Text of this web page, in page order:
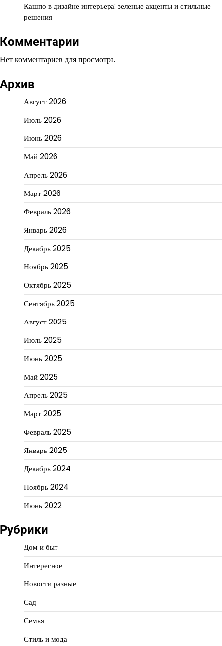
Кашпо в дизайне интерьера: зеленые акценты и стильные
решения
Комментарии
Нет комментариев для просмотра.
Архив
Август 2026
Июль 2026
Июнь 2026
Май 2026
Апрель 2026
Март 2026
Февраль 2026
Январь 2026
Декабрь 2025
Ноябрь 2025
Октябрь 2025
Сентябрь 2025
Август 2025
Июль 2025
Июнь 2025
Май 2025
Апрель 2025
Март 2025
Февраль 2025
Январь 2025
Декабрь 2024
Ноябрь 2024
Июнь 2022
Рубрики
Дом и быт
Интересное
Новости разные
Сад
Семья
Стиль и мода